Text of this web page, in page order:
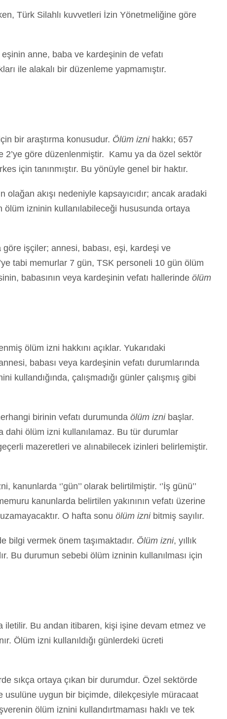
Türk Silahlı kuvvetleri İzin Yönetmeliğine göre
anne, baba ve kardeşinin de vefatı
ile alakalı bir düzenleme yapmamıştır.
bir araştırma konusudur. Ölüm iznihakkı; 657
2’ye göre düzenlenmiştir. Kamu ya da özel sektör
için tanınmıştır. Bu yönüyle genel bir haktır.
akışı nedeniyle kapsayıcıdır; ancak aradaki
ölüm izninin kullanılabileceği hususunda ortaya
göre işçiler; annesi, babası, eşi, kardeşi ve
tabi memurlar 7 gün, TSK personeli 10 gün ölüm
babasının veya kardeşinin vefatı hallerinde ölüm
ölüm izni hakkını açıklar. Yukarıdaki
babası veya kardeşinin vefatı durumlarında
çalışmadığı günler çalışmış gibi
birinin vefatı durumunda ölüm iznibaşlar.
dahi ölüm izni kullanılamaz. Bu tür durumlar
mazeretleri ve alınabilecek izinleri belirlemiştir.
kanunlarda ‘’gün’’ olarak belirtilmiştir. ‘’İş günü’’
kanunlarda belirtilen yakınının vefatı üzerine
O hafta sonu ölüm iznibitmiş sayılır.
bilgi vermek önem taşımaktadır. Ölüm izni, yıllık
Bu durumun sebebi ölüm izninin kullanılması için
iletilir. Bu andan itibaren, kişi işine devam etmez ve
Ölüm izni kullanıldığı günlerdeki ücreti
sıkça ortaya çıkan bir durumdur. Özel sektörde
usulüne uygun bir biçimde, dilekçesiyle müracaat
ölüm iznini kullandırtmaması haklı ve tek